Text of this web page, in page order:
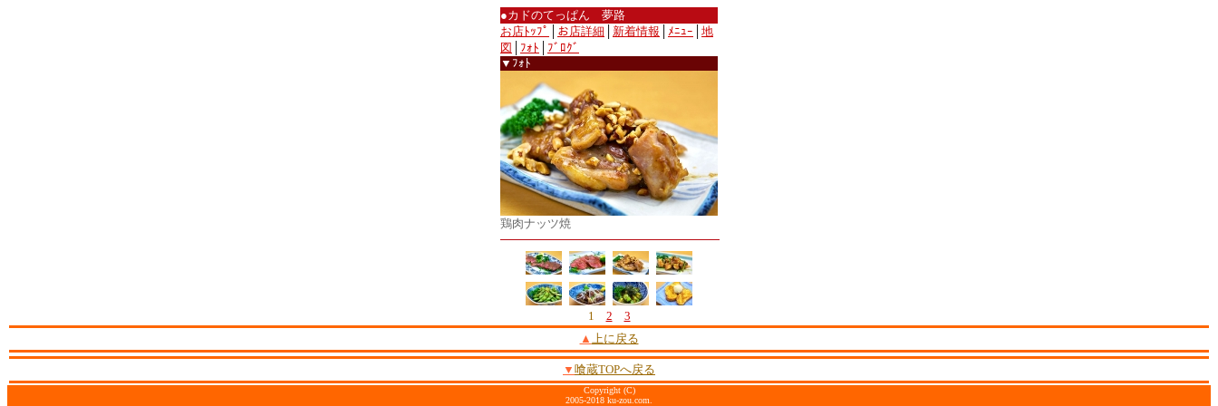
●カドのてっぱん 夢路
お店ﾄｯﾌﾟ
お店詳細 新着情報 ﾒﾆｭｰ
地
図
ﾌｫﾄ
ﾌﾞﾛｸﾞ
▼ﾌｫﾄ
鶏肉ナッツ焼
1 2
3
▲ 上に戻る
▼ 喰蔵TOPへ戻る
Copyright (C)
2005-2018 ku-zou.com.